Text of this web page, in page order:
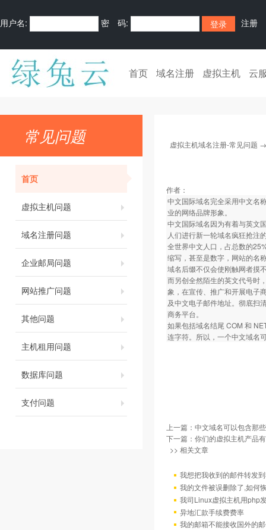
用户名: 密 码: 注册
首页 域名注册 虚拟主机 云
常见问题
首页
虚拟主机问题
域名注册问题
企业邮局问题
网站推广问题
其他问题
主机租用问题
数据库问题
支付问题
虚拟主机域名注册-常见问题
作者：
中文国际域名完全采用中文名
业的网络品牌形象。
中文国际域名因为有着与英文
人们进行新一轮域名疯狂抢注
全世界中文人口，占总数的
缩写，甚至是数字，网站的名
域名后缀不仅会使刚触网者摸
而另创全然陌生的英文代号时
象，在宣传、推广和开展电子
及中文电子邮件地址。彻底扫
商务平台。
如果包括域名结尾 COM 和
连字符。所以，一个中文域名
上一篇： 中文域名可以包含那
下一篇： 你们的虚拟主机产品
>> 相关文章
我想把我收到的邮件转发
我的文件被误删除了,如何
我司Linux虚拟主机用php
异地汇款手续费费率
我的邮箱不能接收国外的